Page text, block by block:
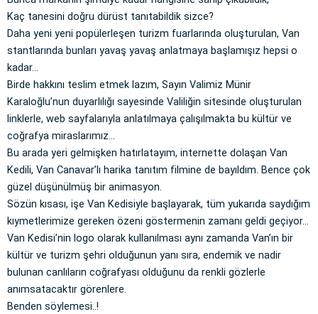
Kaç tanesini doğru dürüst tanıtabildik sizce?
Daha yeni yeni popülerleşen turizm fuarlarında oluşturulan, Van
stantlarında bunları yavaş yavaş anlatmaya başlamışız hepsi o
kadar…
Birde hakkını teslim etmek lazım, Sayın Valimiz Münir
Karaloğlu’nun duyarlılığı sayesinde Valiliğin sitesinde oluşturulan
linklerle, web sayfalarıyla anlatılmaya çalışılmakta bu kültür ve
coğrafya miraslarımız…
Bu arada yeri gelmişken hatırlatayım, internette dolaşan Van
Kedili, Van Canavar’lı harika tanıtım filmine de bayıldım. Bence çok
güzel düşünülmüş bir animasyon.
Sözün kısası, işe Van Kedisiyle başlayarak, tüm yukarıda saydığım
kıymetlerimize gereken özeni göstermenin zamanı geldi geçiyor…
Van Kedisi’nin logo olarak kullanılması aynı zamanda Van’ın bir
kültür ve turizm şehri olduğunun yanı sıra, endemik ve nadir
bulunan canlıların coğrafyası olduğunu da renkli gözlerle
anımsatacaktır görenlere.
Benden söylemesi..!